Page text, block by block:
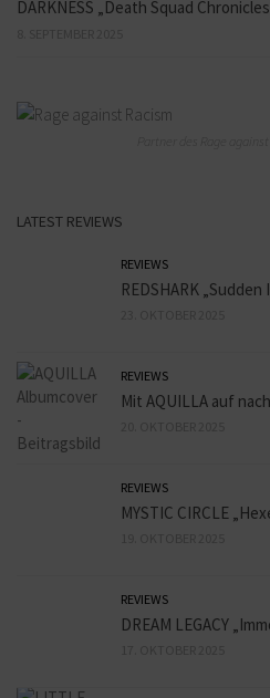
DARKNESS „Death Squad
LATEST REVIEWS
REVIEWS
REDSHARK
REVIEWS
Mit AQUILLA auf
REVIEWS
MYSTIC CIRCLE
REVIEWS
DREAM LEGACY